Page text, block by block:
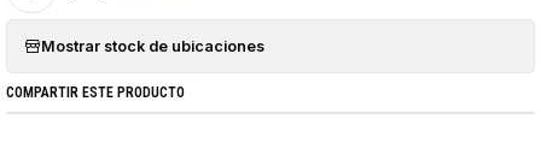
Mostrar stock de ubicaciones
COMPARTIR ESTE PRODUCTO